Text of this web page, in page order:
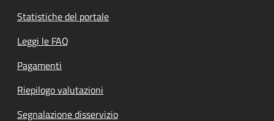
Statistiche del portale
Leggi le FAQ
Pagamenti
Riepilogo valutazioni
Segnalazione disservizio